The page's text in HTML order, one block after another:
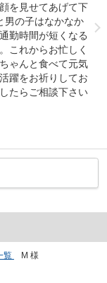
を見せてあげて下
の子はなかなか
勤時間が短くなる
これからお忙しく
ゃんと食べて元気
躍をお祈りしてお
たらご相談下さい
覧 M 様